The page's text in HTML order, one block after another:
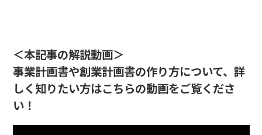
＜本記事の解説動画＞
事業計画書や創業計画書の作り方について、詳
しく知りたい方はこちらの動画をご覧くださ
い！